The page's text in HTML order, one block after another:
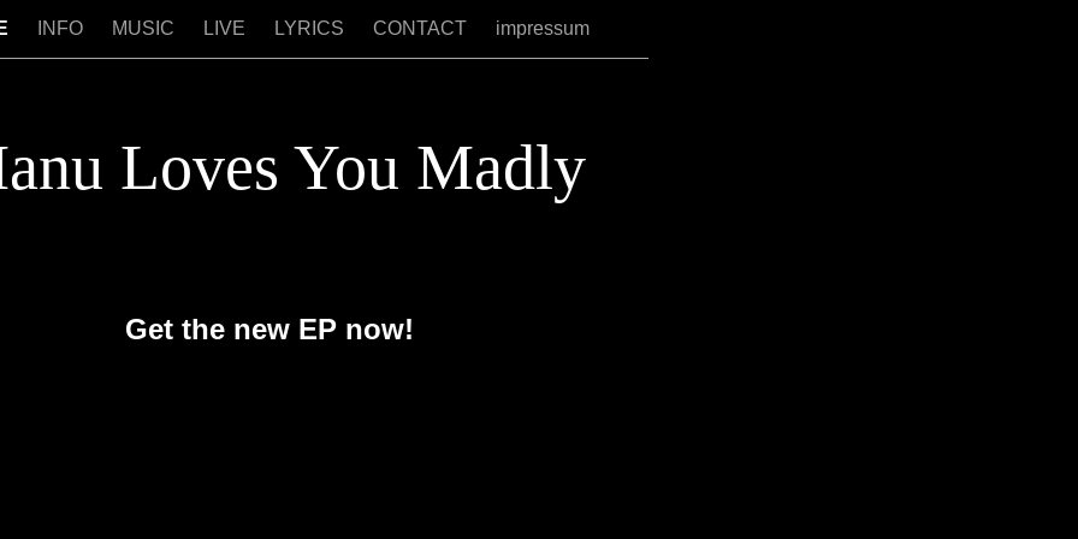
INFO MUSIC LIVE LYRICS CONTACT impressum
Loves You Madly
Get the new EP now!